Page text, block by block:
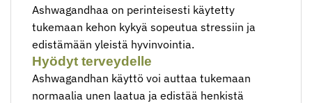
Ashwagandhaa on perinteisesti käytetty
tukemaan kehon kykyä sopeutua stressiin ja
edistämään yleistä hyvinvointia.
Hyödyt terveydelle
Ashwagandhan käyttö voi auttaa tukemaan
normaalia unen laatua ja edistää henkistä